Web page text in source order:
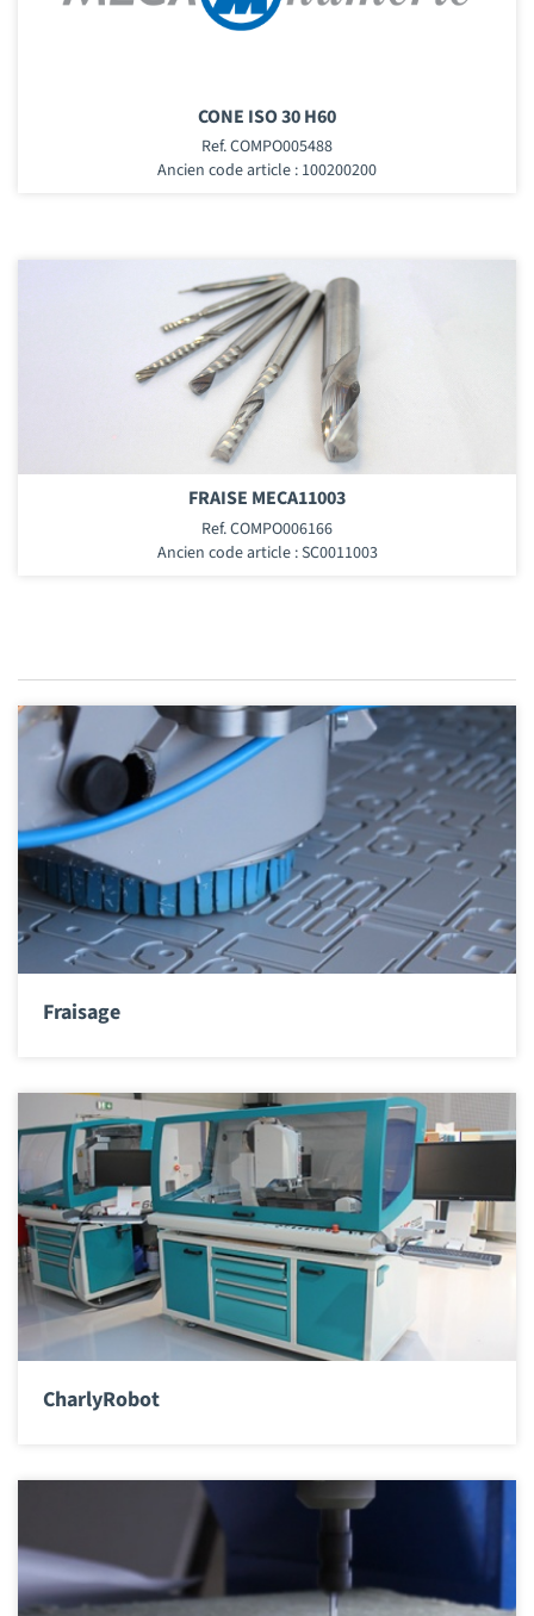
CONE ISO 30 H60
Ref. COMPO005488
Ancien code article : 100200200
FRAISE MECA11003
Ref. COMPO006166
Ancien code article : SC0011003
Fraisage
CharlyRobot